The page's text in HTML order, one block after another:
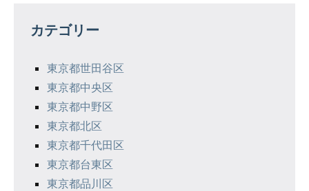
ー
カテゴリー
東京都世田谷区
東京都中央区
東京都中野区
東京都北区
東京都千代田区
東京都台東区
東京都品川区